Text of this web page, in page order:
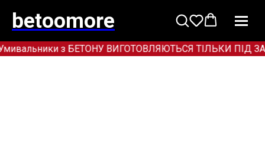
betoomore
з БЕТОНУ ВИГОТОВЛЯЮТЬСЯ ТІЛЬКИ ПІД